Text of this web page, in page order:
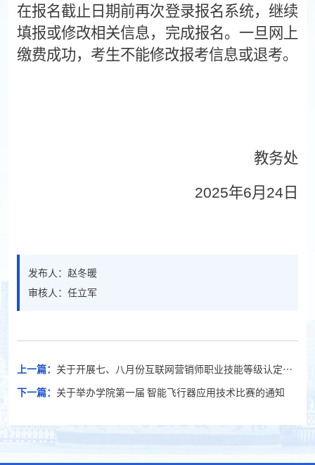
在报名截止日期前再次登录报名系统，继续
填报或修改相关信息，完成报名。一旦网上
缴费成功，考生不能修改报考信息或退考。
教务处
2025年6月 24 日
发布人：赵冬暖
审核人：任立军
上一篇： 关于开展七、八月份互联网营销师职业技能等级认定工
作的通知
下一篇： 关于举办学院第一届 智能飞行器应用技术比赛的通知